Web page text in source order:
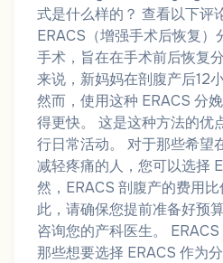
式是什么样的？ 查看以下评
ERACS（增强手术后恢复
手术，旨在在手术前后恢复
来说，新妈妈在剖腹产后12
然而，使用这种 ERACS 分
得更快。 这是这种方法的优
行日常活动。 对于那些希望
减轻疼痛的人，您可以选择
然，ERACS 剖腹产的费用
此，请确保您提前准备好预
咨询您的产科医生。
那些想要选择 ERACS 作为